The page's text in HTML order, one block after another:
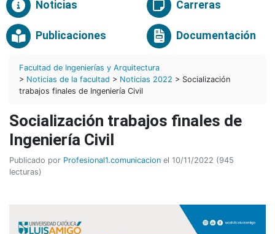
Noticias Carreras
Publicaciones Documentación
Facultad de Ingenierías y Arquitectura
> Noticias de la facultad > Noticias 2022 > Socialización
trabajos finales de Ingeniería Civil
Socialización trabajos finales de
Ingeniería Civil
Publicado por Profesional1.comunicacion el 10/11/2022 (945
lecturas)